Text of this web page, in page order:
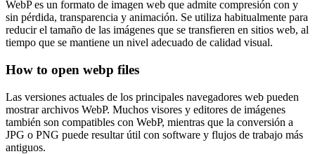
WebP es un formato de imagen web que admite compresión con y
sin pérdida, transparencia y animación. Se utiliza habitualmente para
reducir el tamaño de las imágenes que se transfieren en sitios web, al
tiempo que se mantiene un nivel adecuado de calidad visual.
How to open webp files
Las versiones actuales de los principales navegadores web pueden
mostrar archivos WebP. Muchos visores y editores de imágenes
también son compatibles con WebP, mientras que la conversión a
JPG o PNG puede resultar útil con software y flujos de trabajo más
antiguos.